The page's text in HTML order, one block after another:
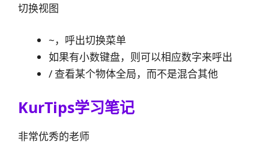
切换视图
~，呼出切换菜单
如果有小数键盘，则可以相应数字来呼出
/ 查看某个物体全局，而不是混合其他
KurTips学习笔记
非常优秀的老师